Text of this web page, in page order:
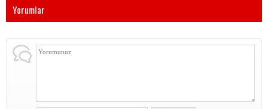
Yorumlar